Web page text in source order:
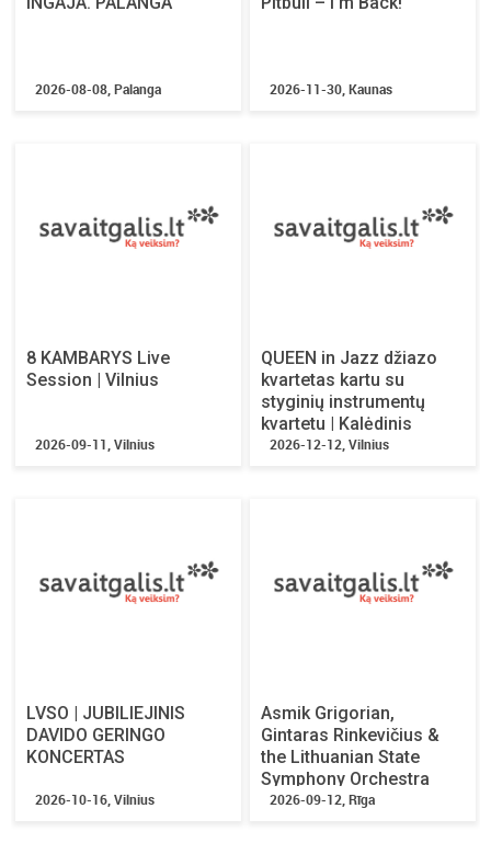
2026-08-08, Palanga 2026-11-30, Kaunas
8 KAMBARYS Live
Session | Vilnius
2026-09-11, Vilnius
QUEEN in Jazz džiazo
kvartetas kartu su
styginių instrumentų
kvartetu | Kalėdinis
koncertas
2026-12-12, Vilnius
LVSO | JUBILIEJINIS
DAVIDO GERINGO
KONCERTAS
2026-10-16, Vilnius
Asmik Grigorian,
Gintaras Rinkevičius &
the Lithuanian State
Symphony Orchestra
2026-09-12, Rīga